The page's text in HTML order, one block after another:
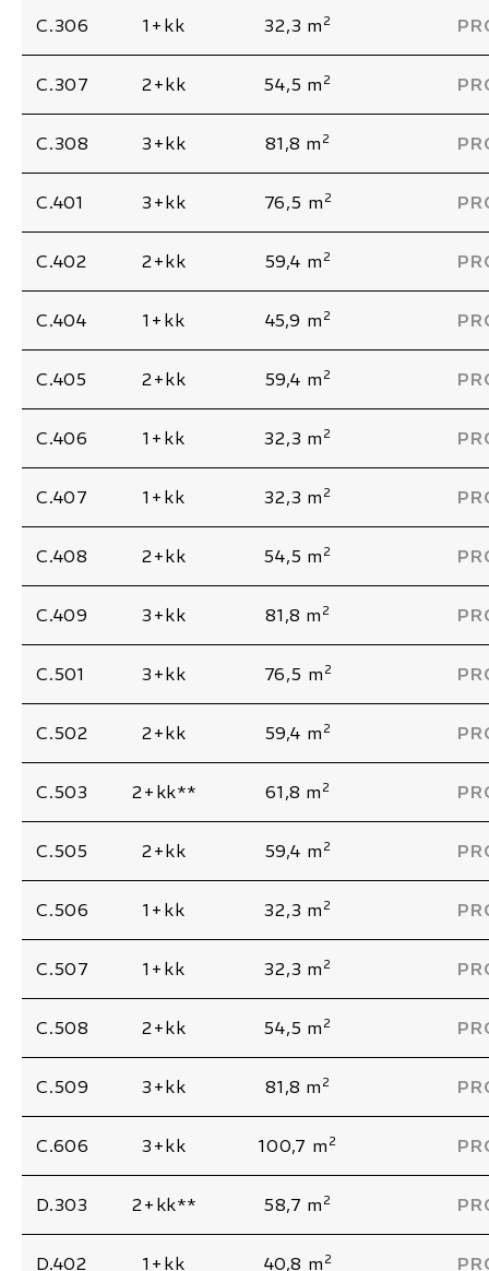
C.306 1+kk 32,3 m 2
C.307 2+kk 54,5 m 2
C.308 3+kk 81,8 m 2
C.401 3+kk 76,5 m 2
C.402 2+kk 59,4 m 2
C.404 1+kk 45,9 m 2
C.405 2+kk 59,4 m 2
C.406 1+kk 32,3 m 2
C.407 1+kk 32,3 m 2
C.408 2+kk 54,5 m 2
C.409 3+kk 81,8 m 2
C.501 3+kk 76,5 m 2
C.502 2+kk 59,4 m 2
C.503 2+kk** 61,8 m 2
C.505 2+kk 59,4 m 2
C.506 1+kk 32,3 m 2
C.507 1+kk 32,3 m 2
C.508 2+kk 54,5 m 2
C.509 3+kk 81,8 m 2
C.606 3+kk 100,7 m 2
D.303 2+kk** 58,7 m 2
D.402 1+kk 40,8 m 2